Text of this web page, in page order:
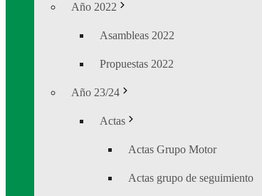
Año 2022
Asambleas 2022
Propuestas 2022
Año 23/24
Actas
Actas Grupo Motor
Actas grupo de seguimiento